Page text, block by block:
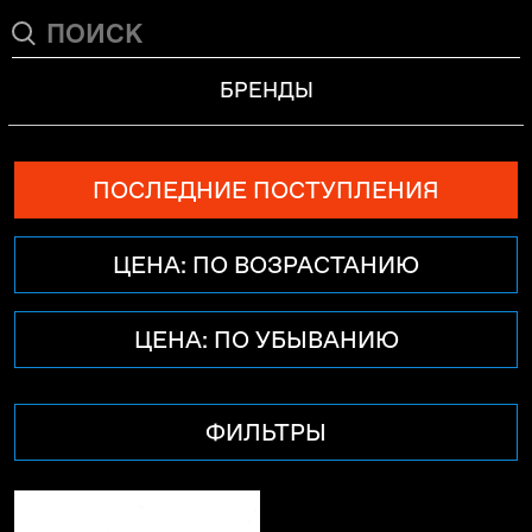
БРЕНДЫ
ПОСЛЕДНИЕ ПОСТУПЛЕНИЯ
ЦЕНА: ПО ВОЗРАСТАНИЮ
ЦЕНА: ПО УБЫВАНИЮ
ФИЛЬТРЫ